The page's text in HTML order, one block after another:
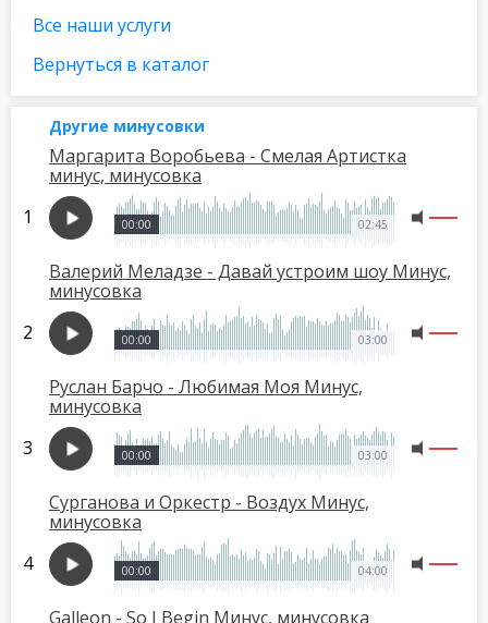
Все наши услуги
Вернуться в каталог
Другие минусовки
Маргарита Воробьева - Смелая Артистка
минус, минусовка
02:45
00:00
Валерий Меладзе - Давай устроим шоу Минус,
минусовка
03:00
00:00
Руслан Барчо - Любимая Моя Минус,
минусовка
03:00
00:00
Сурганова и Оркестр - Воздух Минус,
минусовка
04:00
00:00
Galleon - So I Begin Минус, минусовка